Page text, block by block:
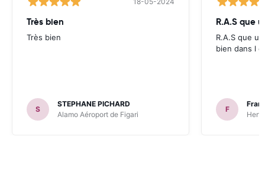
Très bien
Très bien
S
STEPHANE PICHARD
Alamo Aéroport de Figari
R.A.S que
R.A.S que
bien dans l
F